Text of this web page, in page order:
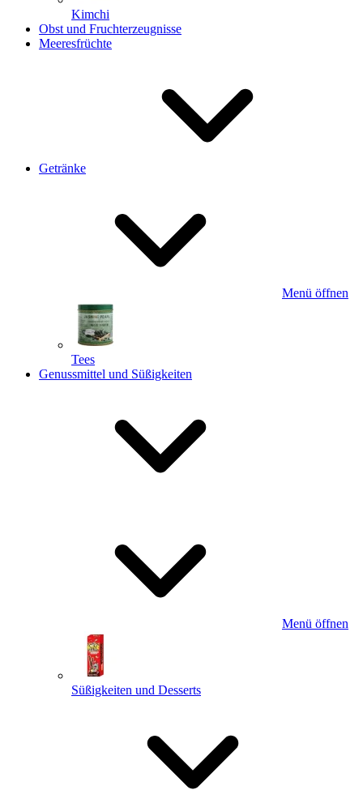
Kimchi
Obst und Fruchterzeugnisse
Meeresfrüchte
Getränke
Menü öffnen
Tees
Genussmittel und Süßigkeiten
Menü öffnen
Süßigkeiten und Desserts